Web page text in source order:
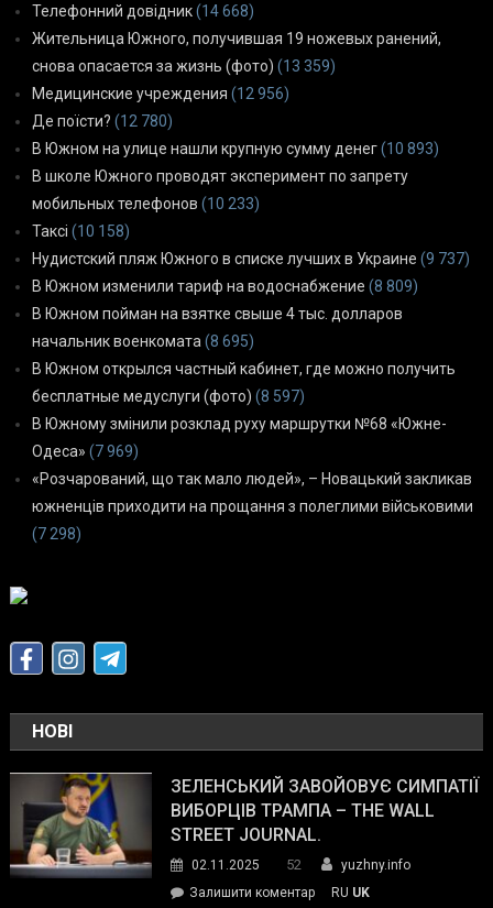
Телефонний довідник(14 668)
Жительница Южного, получившая 19 ножевых ранений,
снова опасается за жизнь (фото) (13 359)
Медицинские учреждения (12 956)
Де поїсти? (12 780)
В Южном на улице нашли крупную сумму денег(10 893)
В школе Южного проводят эксперимент по запрету
мобильных телефонов (10 233)
Таксі (10 158)
Нудистский пляж Южного в списке лучших в Украине (9 737)
В Южном изменили тариф на водоснабжение (8 809)
В Южном пойман на взятке свыше 4 тыс. долларов
начальник военкомата (8 695)
В Южном открылся частный кабинет, где можно получить
бесплатные медуслуги (фото) (8 597)
В Южному змінили розклад руху маршрутки №68 «Южне-
Одеса» (7 969)
«Розчарований, що так мало людей», – Новацький закликав
южненців приходити на прощання з полеглими військовими
(7 298)
НОВІ
ЗЕЛЕНСЬКИЙ ЗАВОЙОВУЄ СИМПАТІЇ
ВИБОРЦІВ ТРАМПА – THE WALL
STREET JOURNAL.
02.11.2025 52
yuzhny.info
Залишити коментарon
RU UK